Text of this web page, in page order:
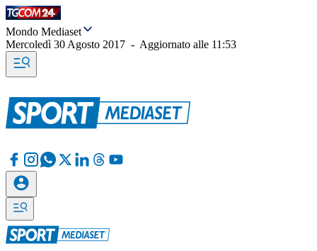
Mondo Mediaset
Mercoledì 30 Agosto 2017 - Aggiornato alle 11:53